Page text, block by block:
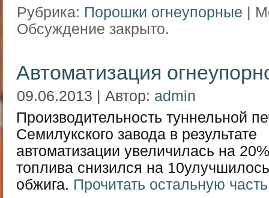
Рубрика: Порошки огнеупорные |
Обсуждение закрыто.
Автоматизация
09.06.2013 | Автор: admin
Производительность туннельной
Семилукского завода в результате
автоматизации увеличилась на
топлива снизился на
обжига. Прочитать остальную